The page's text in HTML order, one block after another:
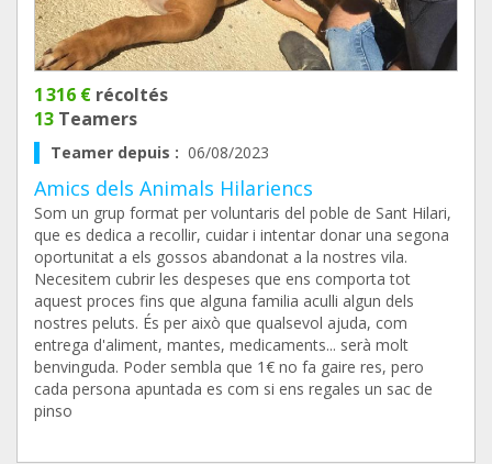
1 316 € récoltés
13 Teamers
Teamer depuis : 06/08/2023
Amics dels Animals Hilariencs
Som un grup format per voluntaris del poble de Sant Hilari,
que es dedica a recollir, cuidar i intentar donar una segona
oportunitat a els gossos abandonat a la nostres vila.
Necesitem cubrir les despeses que ens comporta tot
aquest proces fins que alguna familia aculli algun dels
nostres peluts. És per això que qualsevol ajuda, com
entrega d'aliment, mantes, medicaments... serà molt
benvinguda. Poder sembla que 1€ no fa gaire res, pero
cada persona apuntada es com si ens regales un sac de
pinso